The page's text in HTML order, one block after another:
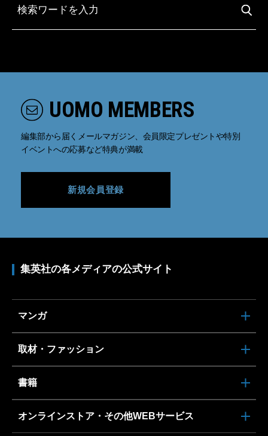
UOMO MEMBERS
編集部から届くメールマガジン、会員限定プレゼントや特別
イベントへの応募など特典が満載
新規会員登録
集英社の各メディアの公式サイト
マンガ
取材・ファッション
書籍
オンラインストア・その他WEBサービス